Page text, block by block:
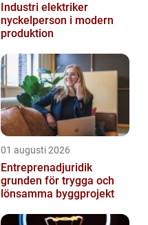
Industri elektriker
nyckelperson i modern
produktion
01 augusti 2026
Entreprenadjuridik
grunden för trygga och
lönsamma byggprojekt